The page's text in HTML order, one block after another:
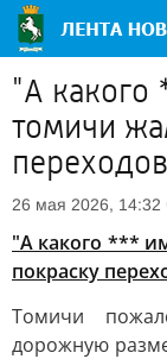
"А какого
томичи
26 мая 2026, 14:32
"А какого ***
покраску
Томичи
дорожную